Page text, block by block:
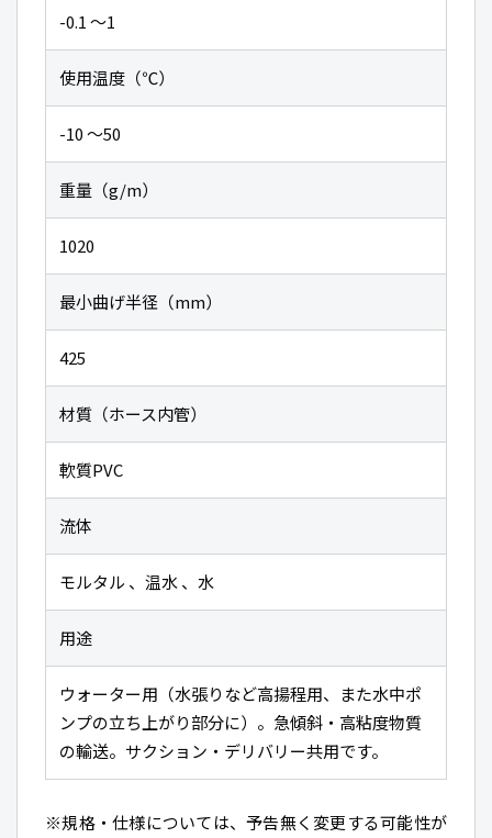
-0.1 〜1
使用温度（℃）
-10 〜50
重量（g/m）
1020
最小曲げ半径（mm）
425
材質（ホース内管）
軟質PVC
流体
モルタル 、温水 、水
用途
ウォーター用（水張りなど高揚程用、また水中ポ
ンプの立ち上がり部分に）。急傾斜・高粘度物質
の輸送。サクション・デリバリー共用です。
※規格・仕様については、予告無く変更する可能性が